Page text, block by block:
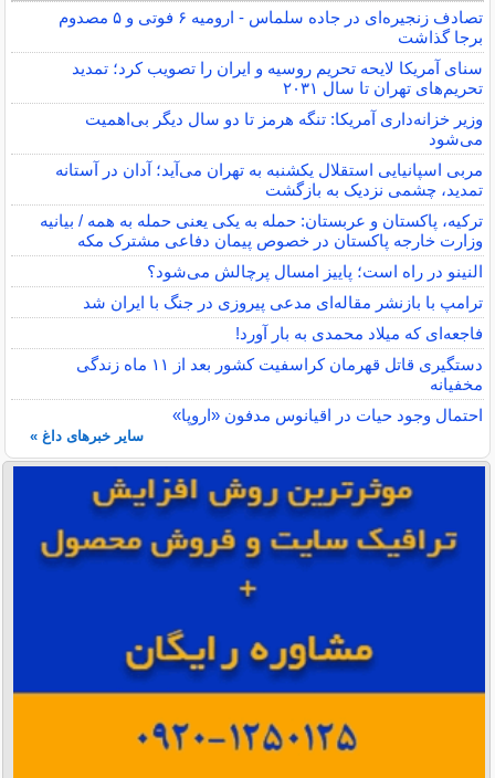
تصادف زنجیره‌ای در جاده سلماس - ارومیه ۶ فوتی و ۵ مصدوم
برجا گذاشت
سنای آمریکا لایحه تحریم روسیه و ایران را تصویب کرد؛ تمدید
تحریم‌های تهران تا سال ۲۰۳۱
وزیر خزانه‌داری آمریکا: تنگه هرمز تا دو سال دیگر بی‌اهمیت
می‌شود
مربی اسپانیایی استقلال یکشنبه به تهران می‌آید؛ آدان در آستانه
تمدید، چشمی نزدیک به بازگشت
ترکیه، پاکستان و عربستان: حمله به یکی یعنی حمله به همه / بیانیه
وزارت خارجه پاکستان در خصوص پیمان دفاعی مشترک مکه
النینو در راه است؛ پاییز امسال پرچالش می‌شود؟
ترامپ با بازنشر مقاله‌ای مدعی پیروزی در جنگ با ایران شد
فاجعه‌ای که میلاد محمدی به بار آورد!
دستگیری قاتل قهرمان کراسفیت کشور بعد از ۱۱ ماه زندگی
مخفیانه
احتمال وجود حیات در اقیانوس مدفون «اروپا»
سایر خبرهای داغ »